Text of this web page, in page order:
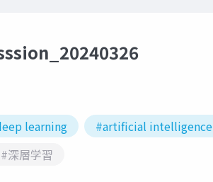
learning
#artificial intelligence
#深層学習